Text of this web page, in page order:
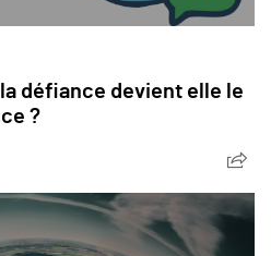
défiance devient elle le
?